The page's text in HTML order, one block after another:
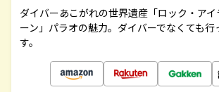
ダイバーあこがれの世界遺産「ロック・ア
ーン」パラオの魅力。ダイバーでなくても行
す。